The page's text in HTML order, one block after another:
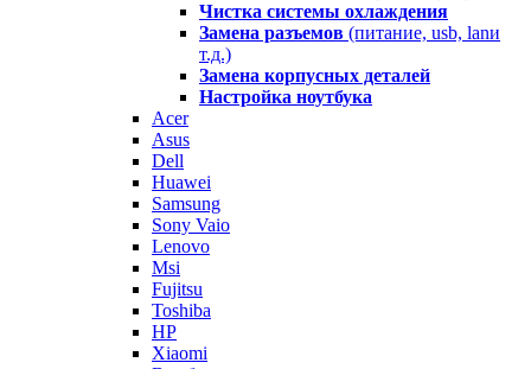
Чистка системы охлаждения
Замена разъемов (питание, usb, lanи
т.д.)
Замена корпусных деталей
Настройка ноутбука
Acer
Asus
Dell
Huawei
Samsung
Sony Vaio
Lenovo
Msi
Fujitsu
Toshiba
HP
Xiaomi